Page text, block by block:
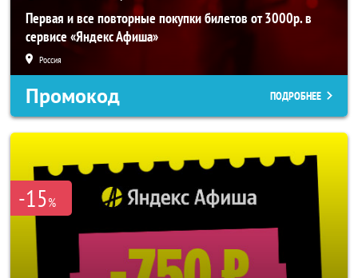
Первая и все повторные покупки билетов от 3000р. в
сервисе «Яндекс Афиша»
Россия
Промокод ПОДРОБНЕЕ
-15%